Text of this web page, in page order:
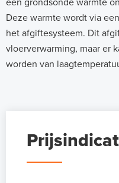
een grondsonde warmte
Deze warmte wordt via
het afgiftesysteem. Dit
vloerverwarming, maar er
worden van